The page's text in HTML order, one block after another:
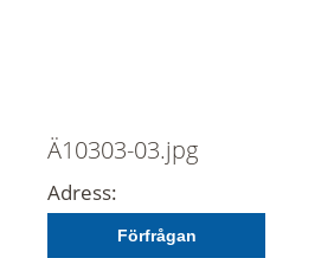
Ä10303-03.jpg
Adress:
Förfrågan